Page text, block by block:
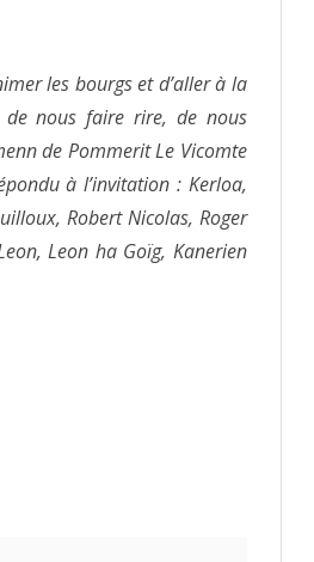
les bourgs et d’aller à la
de nous faire rire, de nous
de Pommerit Le Vicomte
à l’invitation : Kerloa,
Robert Nicolas, Roger
Leon ha Goïg, Kanerien